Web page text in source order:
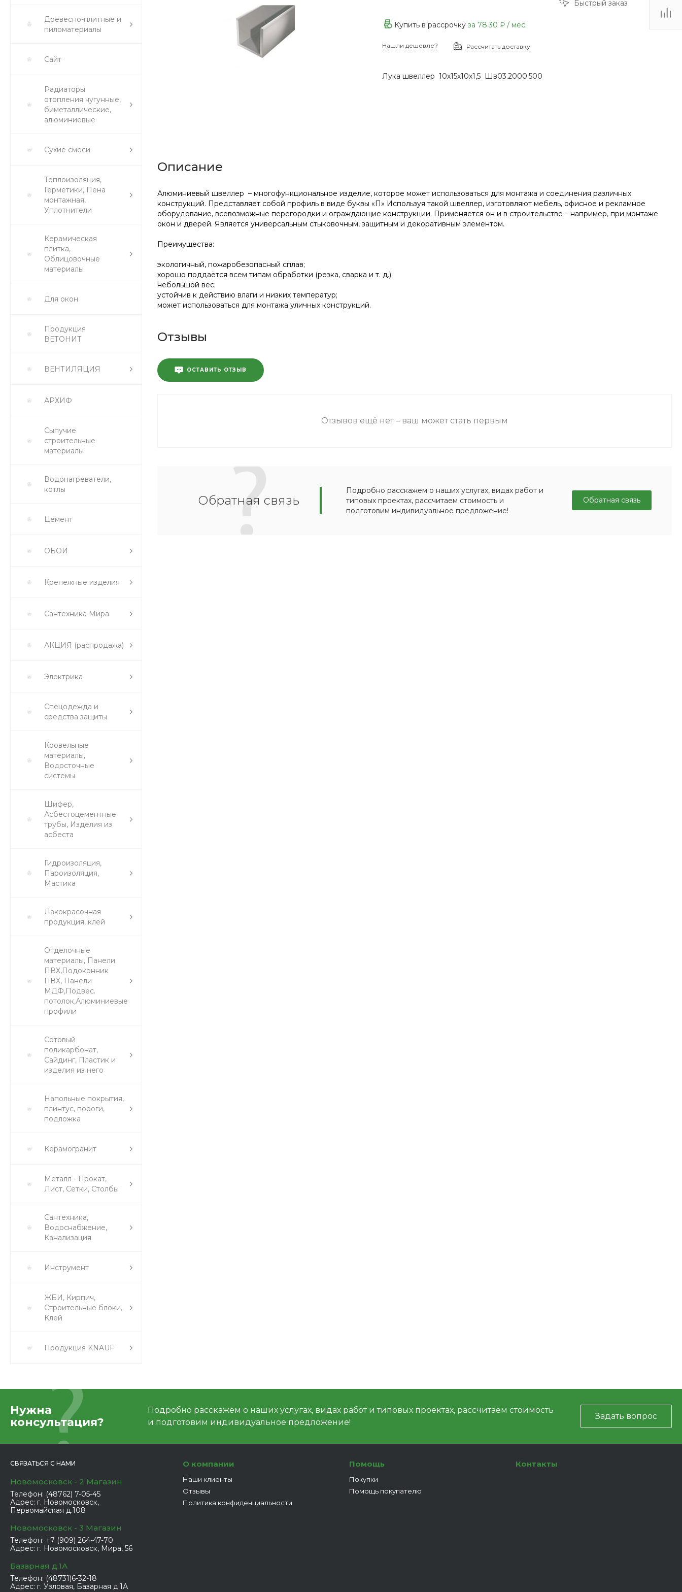
Древесно-плитные и
пиломатериалы
Сайт
Радиаторы
отопления чугунные,
биметаллические,
алюминиевые
Сухие смеси
Теплоизоляция,
Герметики, Пена
монтажная,
Уплотнители
Керамическая
плитка,
Облицовочные
материалы
Для окон
Продукция
ВЕТОНИТ
ВЕНТИЛЯЦИЯ
АРХИФ
Сыпучие
строительные
материалы
Водонагреватели,
котлы
Цемент
ОБОИ
Крепежные изделия
Сантехника Мира
АКЦИЯ (распродажа)
Электрика
Спецодежда и
средства защиты
Кровельные
материалы,
Водосточные
системы
Шифер,
Асбестоцементные
трубы, Изделия из
асбеста
Гидроизоляция,
Пароизоляция,
Мастика
Лакокрасочная
продукция, клей
Отделочные
материалы, Панели
ПВХ,Подоконник
ПВХ, Панели
МДФ,Подвес.
потолок,Алюминиевые
профили
Сотовый
поликарбонат,
Сайдинг, Пластик и
изделия из него
Напольные покрытия,
плинтус, пороги,
подложка
Керамогранит
Металл - Прокат,
Лист, Сетки, Столбы
Сантехника,
Водоснабжение,
Канализация
Инструмент
ЖБИ, Кирпич,
Строительные блоки,
Клей
Продукция KNAUF
Быстрый заказ
Купить в рассрочку за 78.30 ₽/ мес.
Нашли дешевле? Рассчитать доставку
Лука швеллер 10х15х10х1,5 Шв03.2000.500
Описание
Алюминиевый швеллер – многофункциональное изделие, которое может использоваться для монтажа и соединения различных
конструкций. Представляет собой профиль в виде буквы «П» Используя такой швеллер, изготовляют мебель, офисное и рекламное
оборудование, всевозможные перегородки и ограждающие конструкции. Применяется он и в строительстве – например, при монтаже
окон и дверей. Является универсальным стыковочным, защитным и декоративным элементом.
Преимущества:
экологичный, пожаробезопасный сплав;
хорошо поддаётся всем типам обработки (резка, сварка и т. д.);
небольшой вес;
устойчив к действию влаги и низких температур;
может использоваться для монтажа уличных конструкций.
Отзывы
ОСТАВИТЬ ОТЗЫВ
Отзывов ещё нет – ваш может стать первым
Обратная связь
Подробно расскажем о наших услугах, видах работ и
типовых проектах, рассчитаем стоимость и
подготовим индивидуальное предложение!
Обратная связь
Нужна
консультация?
Подробно расскажем о наших услугах, видах работ и типовых проектах, рассчитаем стоимость
и подготовим индивидуальное предложение!
Задать вопрос
СВЯЗАТЬСЯ С НАМИ
Новомосковск - 2 Магазин
Телефон: (48762) 7-05-45
Адрес: г. Новомосковск,
Первомайская д.108
Новомосковск - 3 Магазин
Телефон: +7 (909) 264-47-70
Адрес: г. Новомосковск, Мира, 56
Базарная д.1А
Телефон: (48731)6-32-18
Адрес: г. Узловая, Базарная д.1А
О компании
Наши клиенты
Отзывы
Политика конфиденциальности
Помощь
Покупки
Помощь покупателю
Контакты